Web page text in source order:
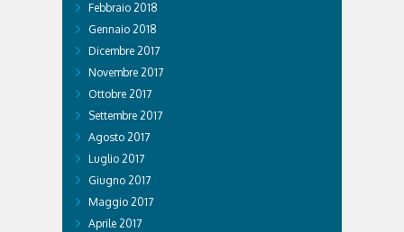
Febbraio 2018
Gennaio 2018
Dicembre 2017
Novembre 2017
Ottobre 2017
Settembre 2017
Agosto 2017
Luglio 2017
Giugno 2017
Maggio 2017
Aprile 2017